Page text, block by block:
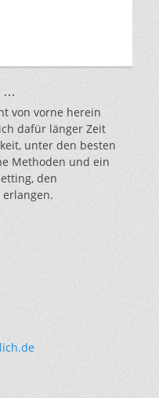
…
von vorne herein
dafür länger Zeit
unter den besten
Methoden und ein
den